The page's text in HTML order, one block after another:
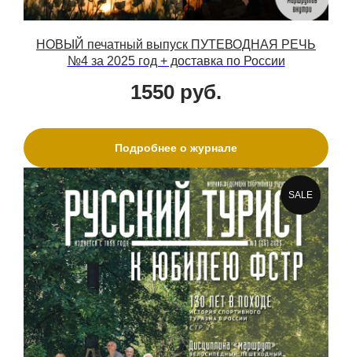
НОВЫЙ печатный выпуск ПУТЕВОДНАЯ РЕЧЬ
№4 за 2025 год + доставка по России
1550 руб.
Подробнее о журнале
SALE